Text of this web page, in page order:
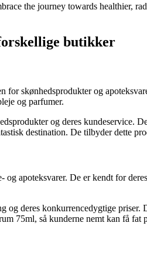
the journey towards healthier,
butikker
for skønhedsprodukter og
og parfumer.
og deres kundeservice.
destination. De tilbyder dette
og apoteksvarer. De er kendt for
deres konkurrencedygtige
75ml, så kunderne nemt kan få fat